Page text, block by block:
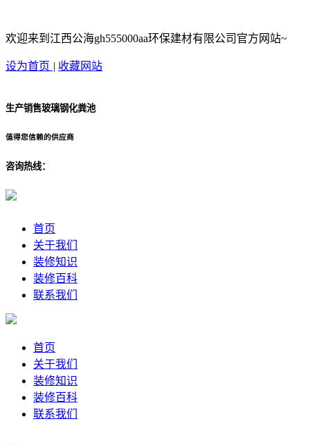
欢迎来到江西公海gh555000aa环保建材有限公司官方网站~
设为首页 | 收藏网站
生产销售玻璃钢化粪池
值得您信赖的供应商
咨询热线：
首页
关于我们
装修知识
装修百科
联系我们
首页
关于我们
装修知识
装修百科
联系我们